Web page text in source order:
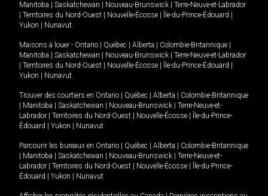
Manitoba
Saskatchewan Nouveau-Brunswick
Terre-Neuve-et-Labrador
Territoires du Nord-Ouest Nouvelle-Écosse Île-du-Prince-Édouard
Yukon
Nunavut.
Maisons à louer - Ontario Québec Alberta Colombie-Britannique
Manitoba
Saskatchewan Nouveau-Brunswick
Terre-Neuve-et-Labrador
Territoires du Nord-Ouest Nouvelle-Écosse Île-du-Prince-Édouard
Yukon
Nunavut.
Trouver des courtiers en Ontario Québec Alberta
Colombie-Britannique
Manitoba Saskatchewan Nouveau-Brunswick
Terre-Neuve-et-
Labrador
Territoires du Nord-Ouest Nouvelle-Écosse
Île-du-Prince-
Édouard
Yukon Nunavut
Parcourir les bureaux en Ontario Québec Alberta
Colombie-Britannique
Manitoba Saskatchewan Nouveau-Brunswick
Terre-Neuve-et-
Labrador
Territoires du Nord-Ouest Nouvelle-Écosse
Île-du-Prince-
Édouard
Yukon Nunavut